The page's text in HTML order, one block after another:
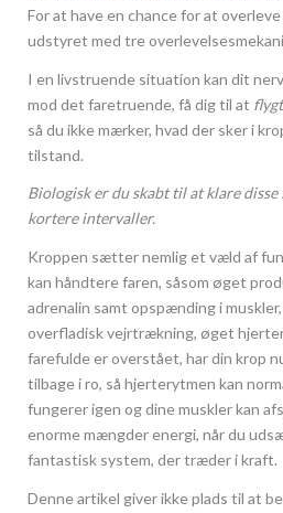
For at have en chance for at
udstyret med tre
I en livstruende situation kan dit
mod det faretruende, få dig til at
så du ikke mærker, hvad der sker i
tilstand.
Biologisk er du skabt til at klare
kortere intervaller.
Kroppen sætter nemlig et væld af
kan håndtere faren, såsom øget
adrenalin samt opspænding i
overfladisk vejrtrækning, øget
farefulde er overstået, har din krop
tilbage i ro, så hjerterytmen kan
fungerer igen og dine muskler kan
enorme mængder energi, når du
fantastisk system, der træder i kraft.
Denne artikel giver ikke plads til at